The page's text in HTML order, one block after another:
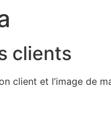
clients
client et l’image de